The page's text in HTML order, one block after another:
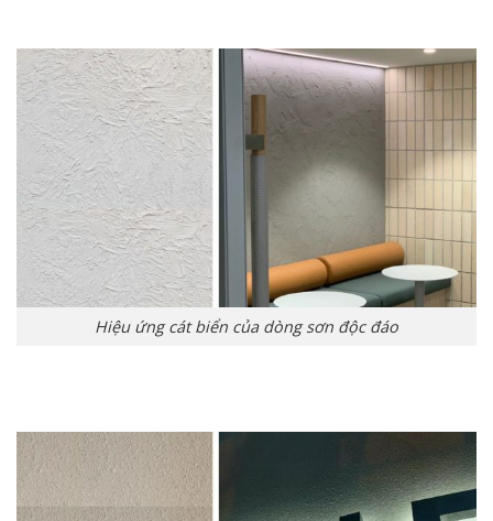
Hiệu ứng cát biển của dòng sơn độc đáo